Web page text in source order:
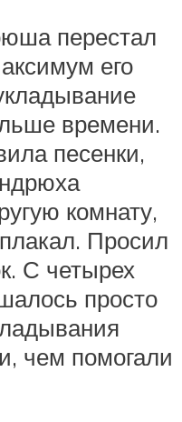
перестал
его
времени.
песенки,
комнату,
Просил
С четырех
просто
чем помогали